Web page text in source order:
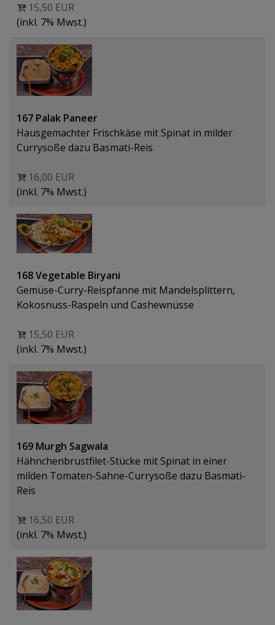
15,50 EUR
(inkl. 7% Mwst.)
167 Palak Paneer
Hausgemachter Frischkäse mit Spinat in milder
Currysoße dazu Basmati-Reis
16,00 EUR
(inkl. 7% Mwst.)
168 Vegetable Biryani
Gemüse-Curry-Reispfanne mit Mandelsplittern,
Kokosnuss-Raspeln und Cashewnüsse
15,50 EUR
(inkl. 7% Mwst.)
169 Murgh Sagwala
Hähnchenbrustfilet-Stücke mit Spinat in einer
milden Tomaten-Sahne-Currysoße dazu Basmati-
Reis
16,50 EUR
(inkl. 7% Mwst.)